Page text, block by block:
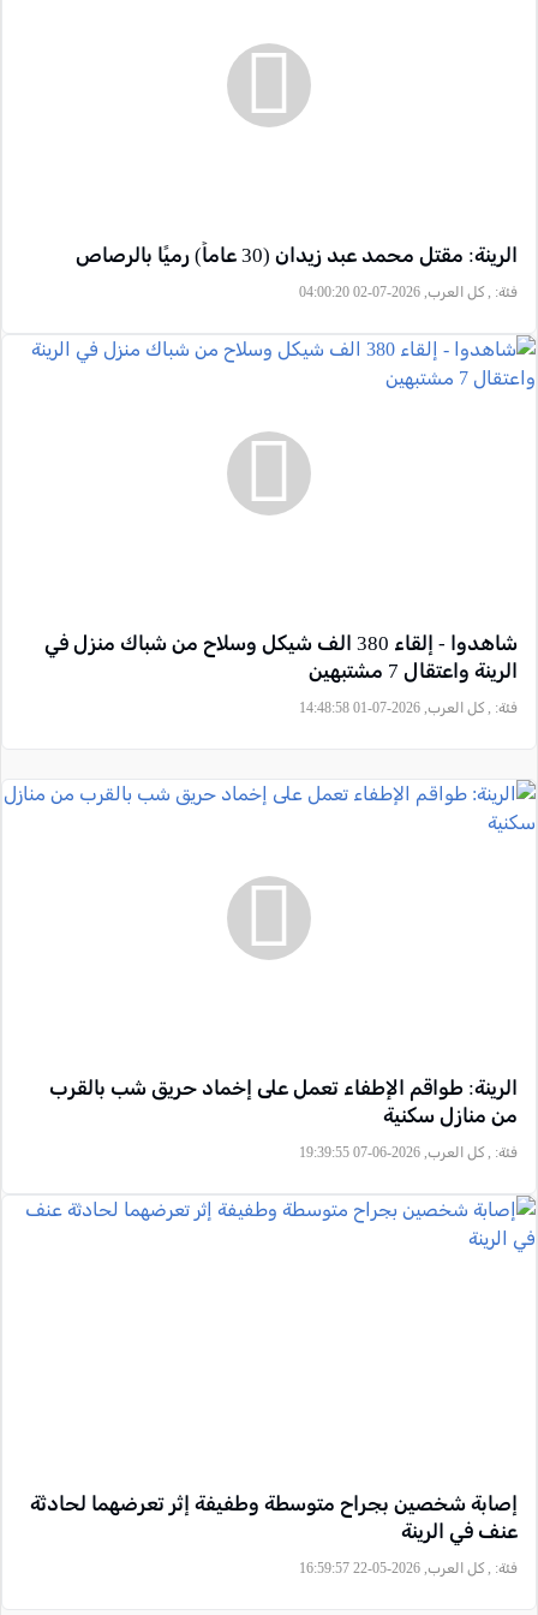
الرينة: مقتل محمد عبد زيدان (30 عاماً) رميًا بالرصاص
فئة: , كل العرب, 2026-07-02 04:00:20
شاهدوا - إلقاء 380 الف شيكل وسلاح من شباك منزل في
الرينة واعتقال 7 مشتبهين
فئة: , كل العرب, 2026-07-01 14:48:58
الرينة: طواقم الإطفاء تعمل على إخماد حريق شب بالقرب
من منازل سكنية
فئة: , كل العرب, 2026-06-07 19:39:55
إصابة شخصين بجراح متوسطة وطفيفة إثر تعرضهما لحادثة
عنف في الرينة
فئة: , كل العرب, 2026-05-22 16:59:57